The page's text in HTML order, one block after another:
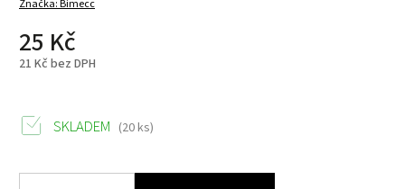
Značka:Bimecc
25 Kč
21 Kč bez DPH
SKLADEM (20 ks)